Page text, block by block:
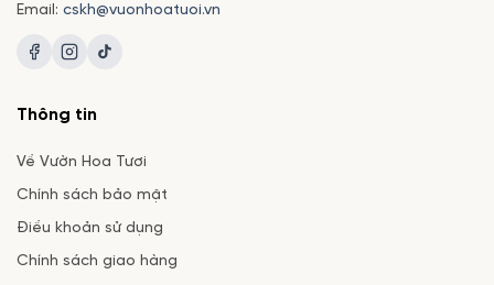
Email: cskh@vuonhoatuoi.vn
Thông tin
Về Vườn Hoa Tươi
Chính sách bảo mật
Điều khoản sử dụng
Chính sách giao hàng